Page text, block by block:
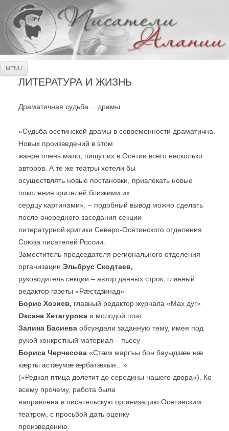
Писатели Алании
Официальный сайт Союза писателей РСО-Алания
MENU
ЛИТЕРАТУРА И ЖИЗНЬ
Драматичная судьба… драмы
«Судьба осетинской драмы в современности драматична.
Новых произведений в этом
жанре очень мало, пишут их в Осетии всего несколько
авторов. А те же театры хотели бы
осуществлять новые постановки, привлекать новые
поколения зрителей близкими их
сердцу картинами», – подобный вывод можно сделать
после очередного заседания секции
литературной критики Северо-Осетинского отделения
Союза писателей России.
Заместитель председателя регионального отделения
организации Эльбрус Скодтаев,
руководитель секции – автор данных строк, главный
редактор газеты «Рæстдзинад»
Борис Хозиев, главный редактор журнала «Мах дуг»
Оксана Хетагурова и молодой поэт
Залина Басиева обсуждали заданную тему, имея под
рукой конкретный материал – пьесу
Бориса Черчесова «Стæм маргъы бон бауыдзæн нæ
кæрты астæумæ æрбатæхын…»
(«Редкая птица долетит до середины нашего двора»). Ко
всему прочему, работа была
направлена в писательскую организацию Осетинским
театром, с просьбой дать оценку
произведению.